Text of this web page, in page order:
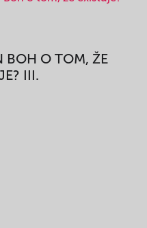
BOH O TOM, ŽE
III.